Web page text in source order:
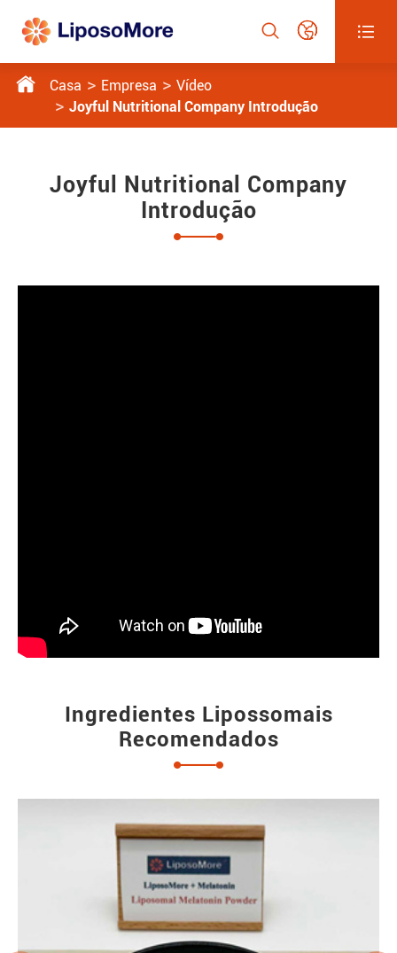
  
 Casa Empresa
Vídeo
Joyful Nutritional Company Introdução
Joyful Nutritional Company
Introdução
Ingredientes Lipossomais
Recomendados